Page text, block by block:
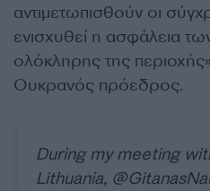
αντιμετωπισθούν οι
ενισχυθεί η ασφάλεια
ολόκληρης της
Ουκρανός πρόεδρος.
During my meeting
Lithuania,